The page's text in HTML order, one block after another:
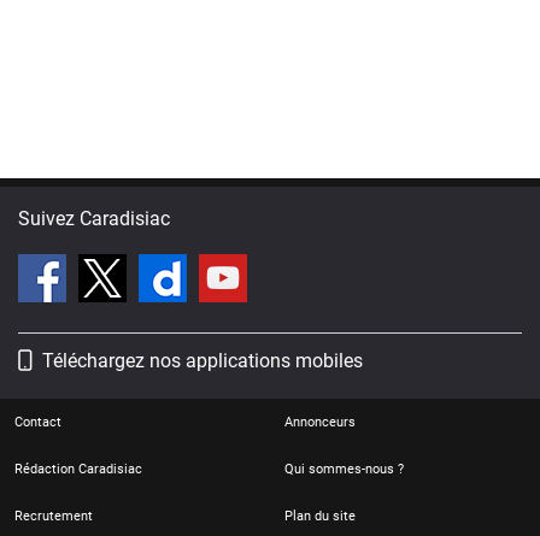
Suivez Caradisiac
Téléchargez nos applications mobiles
Contact Annonceurs
Rédaction Caradisiac Qui sommes-nous ?
Recrutement Plan du site